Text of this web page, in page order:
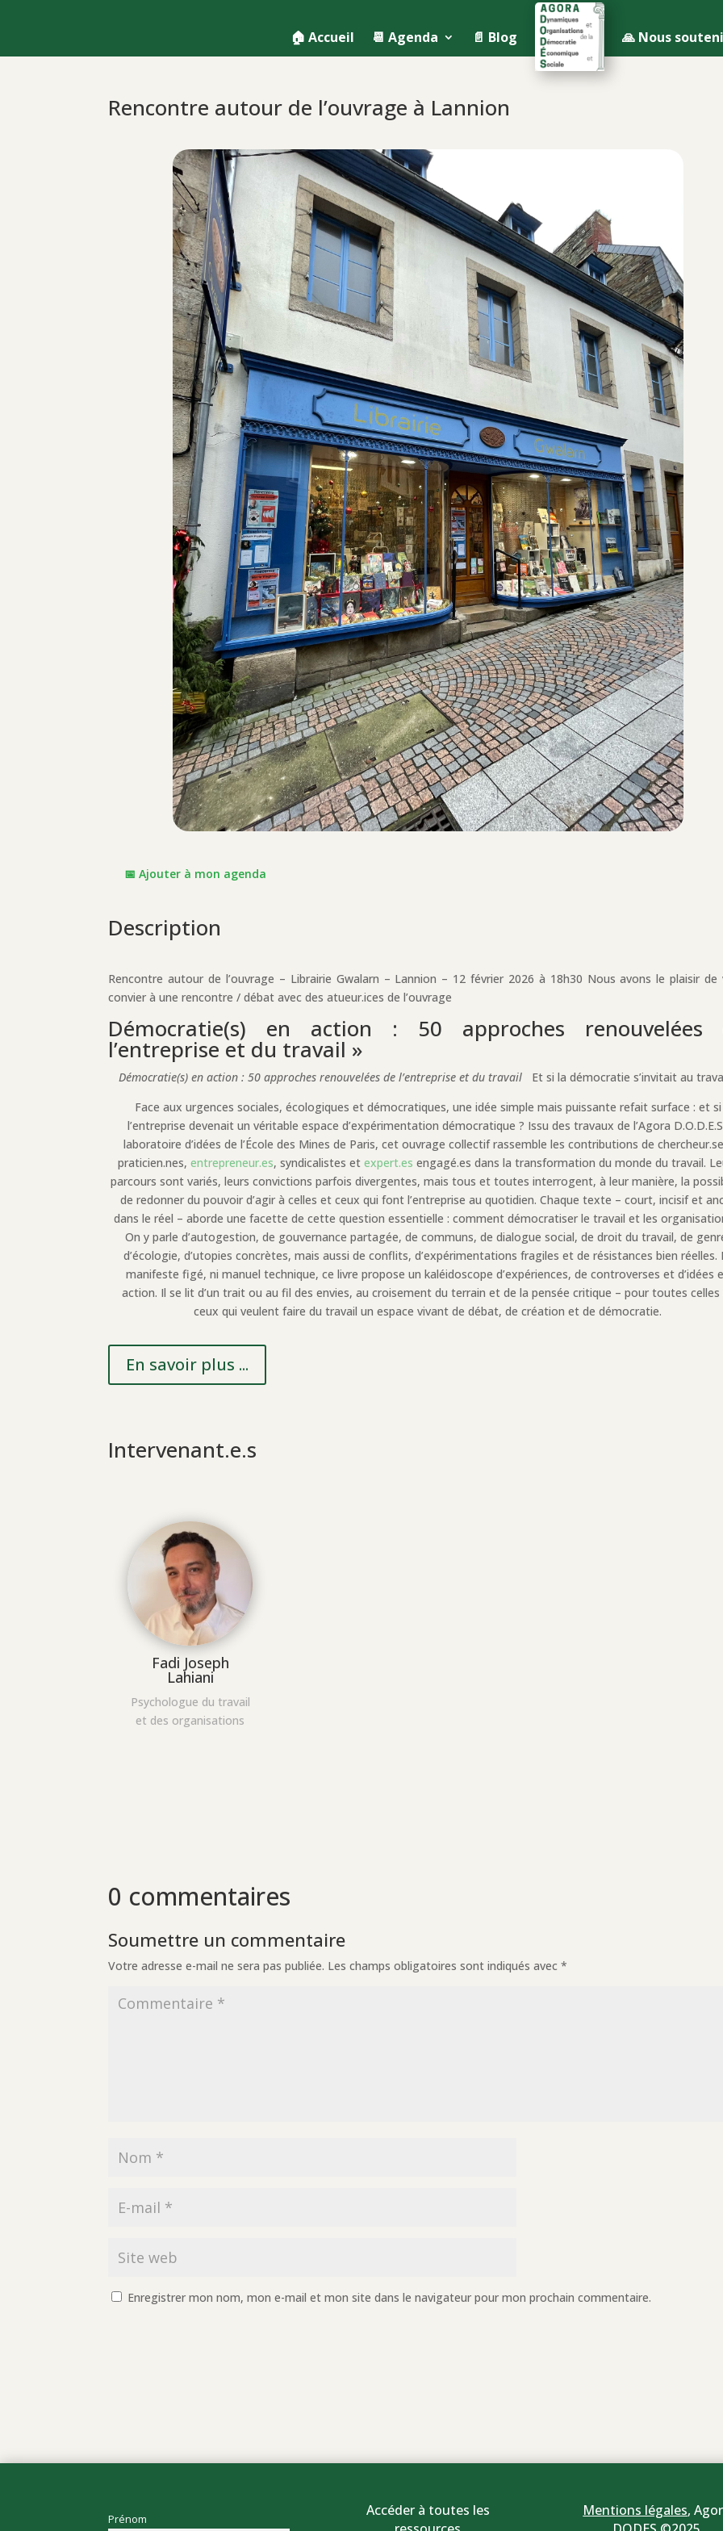
🏠 Accueil 📆 Agenda 📄 Blog 🙏 Nous
Rencontre autour de l’ouvrage à Lannion
📅 Ajouter à mon agenda
Description
Rencontre autour de l’ouvrage – Librairie Gwalarn – Lannion – 12 février 2026 à 18h30 Nous avons le plaisir de
convier à une rencontre / débat avec des atueur.ices de l’ouvrage
Démocratie(s) en action : 50 approches renouvelées
l’entreprise et du travail »
Démocratie(s) en action : 50 approches renouvelées de l’entreprise et du travailEt si la démocratie s’invitait au
Face aux urgences sociales, écologiques et démocratiques, une idée simple mais puissante refait surface : et si
l’entreprise devenait un véritable espace d’expérimentation démocratique ? Issu des travaux de l’Agora
laboratoire d’idées de l’École des Mines de Paris, cet ouvrage collectif rassemble les contributions de
praticien.nes, entrepreneur.es, syndicalistes et expert.es engagé.es dans la transformation du monde du travail.
parcours sont variés, leurs convictions parfois divergentes, mais tous et toutes interrogent, à leur manière, la
de redonner du pouvoir d’agir à celles et ceux qui font l’entreprise au quotidien. Chaque texte – court, incisif et
dans le réel – aborde une facette de cette question essentielle : comment démocratiser le travail et les
On y parle d’autogestion, de gouvernance partagée, de communs, de dialogue social, de droit du travail, de
d’écologie, d’utopies concrètes, mais aussi de conflits, d’expérimentations fragiles et de résistances bien réelles.
manifeste figé, ni manuel technique, ce livre propose un kaléidoscope d’expériences, de controverses et d’idées
action. Il se lit d’un trait ou au fil des envies, au croisement du terrain et de la pensée critique – pour toutes
ceux qui veulent faire du travail un espace vivant de débat, de création et de démocratie.
En savoir plus ...
Intervenant.e.s
Fadi Joseph
Lahiani
Psychologue du travail
et des organisations
0 commentaires
Soumettre un commentaire
Votre adresse e-mail ne sera pas publiée. Les champs obligatoires sont indiqués avec*
Enregistrer mon nom, mon e-mail et mon site dans le navigateur pour mon prochain commentaire.
Prénom
Accéder à toutes les
Mentions légales,